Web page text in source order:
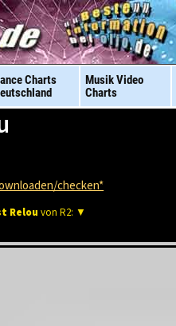
Charts
Musik Video
Charts
checken*
Relou von R2: ▼